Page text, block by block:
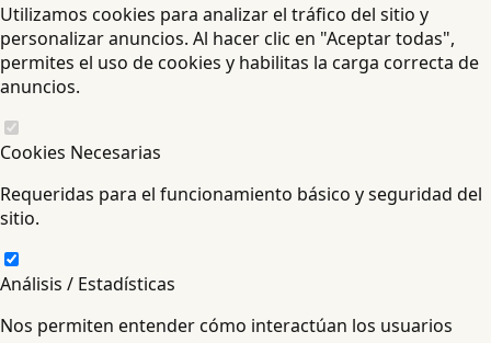
Utilizamos cookies para analizar el tráfico del sitio y
personalizar anuncios. Al hacer clic en "Aceptar todas",
permites el uso de cookies y habilitas la carga correcta de
anuncios.
Cookies Necesarias
Requeridas para el funcionamiento básico y seguridad del
sitio.
Análisis / Estadísticas
Nos permiten entender cómo interactúan los usuarios